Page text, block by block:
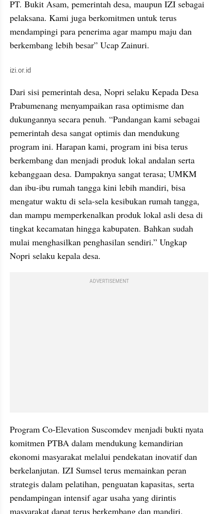
PT. Bukit Asam, pemerintah desa, maupun IZI sebagai
pelaksana. Kami juga berkomitmen untuk terus
mendampingi para penerima agar mampu maju dan
berkembang lebih besar” Ucap Zainuri.
izi.or.id
Dari sisi pemerintah desa, Nopri selaku Kepada Desa
Prabumenang menyampaikan rasa optimisme dan
dukungannya secara penuh. “Pandangan kami sebagai
pemerintah desa sangat optimis dan mendukung
program ini. Harapan kami, program ini bisa terus
berkembang dan menjadi produk lokal andalan serta
kebanggaan desa. Dampaknya sangat terasa; UMKM
dan ibu-ibu rumah tangga kini lebih mandiri, bisa
mengatur waktu di sela-sela kesibukan rumah tangga,
dan mampu memperkenalkan produk lokal asli desa di
tingkat kecamatan hingga kabupaten. Bahkan sudah
mulai menghasilkan penghasilan sendiri.” Ungkap
Nopri selaku kepala desa.
ADVERTISEMENT
Program Co-Elevation Suscomdev menjadi bukti nyata
komitmen PTBA dalam mendukung kemandirian
ekonomi masyarakat melalui pendekatan inovatif dan
berkelanjutan. IZI Sumsel terus memainkan peran
strategis dalam pelatihan, penguatan kapasitas, serta
pendampingan intensif agar usaha yang dirintis
masyarakat dapat terus berkembang dan mandiri.